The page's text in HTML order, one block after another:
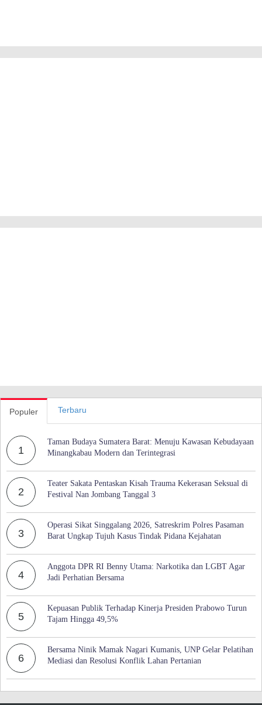
Populer Terbaru
1
Taman Budaya Sumatera Barat: Menuju Kawasan Kebudayaan
Minangkabau Modern dan Terintegrasi
2
Teater Sakata Pentaskan Kisah Trauma Kekerasan Seksual di
Festival Nan Jombang Tanggal 3
3
Operasi Sikat Singgalang 2026, Satreskrim Polres Pasaman
Barat Ungkap Tujuh Kasus Tindak Pidana Kejahatan
4
Anggota DPR RI Benny Utama: Narkotika dan LGBT Agar
Jadi Perhatian Bersama
5
Kepuasan Publik Terhadap Kinerja Presiden Prabowo Turun
Tajam Hingga 49,5%
6
Bersama Ninik Mamak Nagari Kumanis, UNP Gelar Pelatihan
Mediasi dan Resolusi Konflik Lahan Pertanian